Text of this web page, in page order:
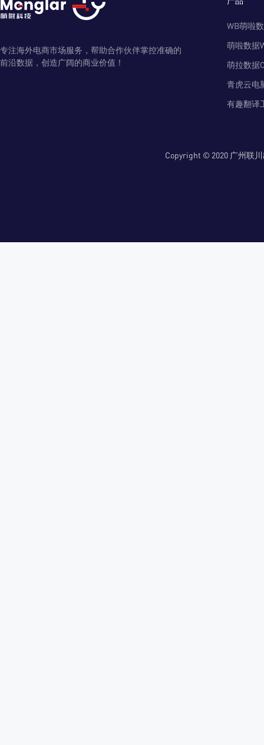
专注海外电商市场服务，帮助合作伙伴掌控准确的
前沿数据，创造广阔的商业价值！
WB萌啦
萌啦数据
萌拉数据
青虎云电
有趣翻译
Copyright © 2020 广州联